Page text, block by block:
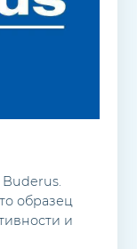
образец
и